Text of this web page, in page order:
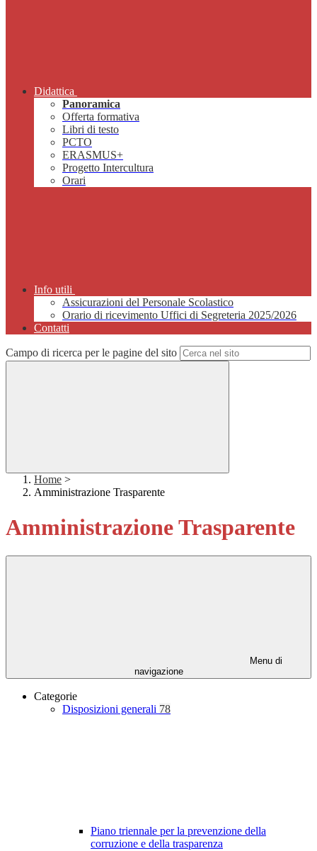
Didattica
Panoramica
Offerta formativa
Libri di testo
PCTO
ERASMUS+
Progetto Intercultura
Orari
Info utili
Assicurazioni del Personale Scolastico
Orario di ricevimento Uffici di Segreteria 2025/2026
Contatti
Campo di ricerca per le pagine del sito
Home >
Amministrazione Trasparente
Amministrazione Trasparente
Menu di
navigazione
Categorie
Disposizioni generali 78
Piano triennale per la prevenzione della
corruzione e della trasparenza